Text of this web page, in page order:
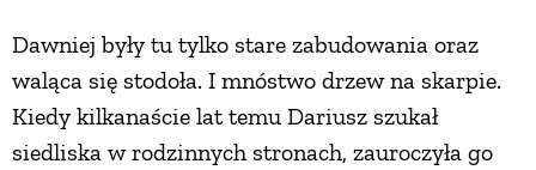
Dawniej były tu tylko stare zabudowania oraz
waląca się stodoła. I mnóstwo drzew na skarpie.
Kiedy kilkanaście lat temu Dariusz szukał
siedliska w rodzinnych stronach, zauroczyła go
GRZYBY
KRAJOBRAZ